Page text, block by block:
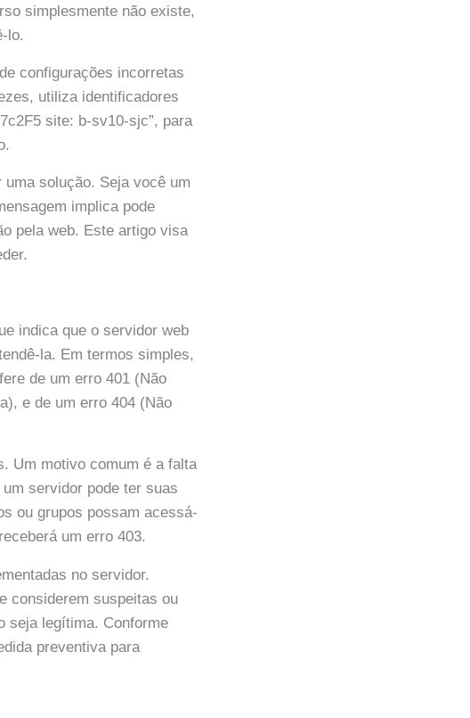
simplesmente não existe,
lo.
configurações incorretas
utiliza identificadores
site: b-sv10-sjc”, para
solução. Seja você um
implica pode
pela web. Este artigo visa
indica que o servidor web
la. Em termos simples,
de um erro 401 (Não
e de um erro 404 (Não
Um motivo comum é a falta
servidor pode ter suas
ou grupos possam acessá-
um erro 403.
no servidor.
considerem suspeitas ou
seja legítima. Conforme
preventiva para